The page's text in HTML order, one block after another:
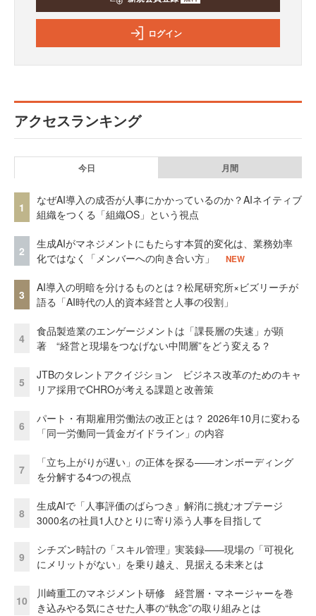
ログイン
アクセスランキング
今日 月間
1
なぜAI導入の成否が人事にかかっているのか？AIネイティブ
組織をつくる「組織OS」という視点
2
生成AIがマネジメントにもたらす本質的変化は、業務効率
化ではなく「メンバーへの向き合い方」
NEW
3
AI導入の明暗を分けるものとは？松尾研究所×ビズリーチが
語る「AI時代の人的資本経営と人事の役割」
4
食品製造業のエンゲージメントは「課長層の失速」が顕
著 “経営と現場をつなげない中間層”をどう変える？
5
JTBのタレントアクイジション ビジネス改革のためのキャ
リア採用でCHROが考える課題と改善策
6
パート・有期雇用労働法の改正とは？ 2026年10月に変わる
「同一労働同一賃金ガイドライン」の内容
7
「立ち上がりが遅い」の正体を探る——オンボーディング
を分解する4つの視点
8
生成AIで「人事評価のばらつき」解消に挑むオプテージ
3000名の社員1人ひとりに寄り添う人事を目指して
9
シチズン時計の「スキル管理」実装録——現場の「可視化
にメリットがない」を乗り越え、見据える未来とは
10
川崎重工のマネジメント研修 経営層・マネージャーを巻
き込みやる気にさせた人事の“執念”の取り組みとは